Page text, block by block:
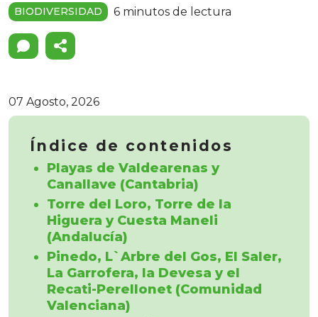
BIODIVERSIDAD 6 minutos de lectura
07 Agosto, 2026
Índice de contenidos
Playas de Valdearenas y
Canallave (Cantabria)
Torre del Loro, Torre de la
Higuera y Cuesta Maneli
(Andalucía)
Pinedo, L`Arbre del Gos, El Saler,
La Garrofera, la Devesa y el
Recati-Perellonet (Comunidad
Valenciana)